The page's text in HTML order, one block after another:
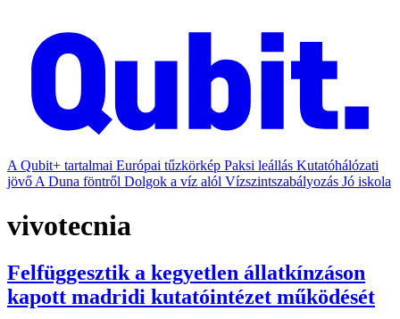
A Qubit+ tartalmai Európai tűzkörkép Paksi leállás Kutatóhálózati
jövő A Duna föntről Dolgok a víz alól Vízszintszabályozás Jó iskola
vivotecnia
Felfüggesztik a kegyetlen állatkínzáson
kapott madridi kutatóintézet működését